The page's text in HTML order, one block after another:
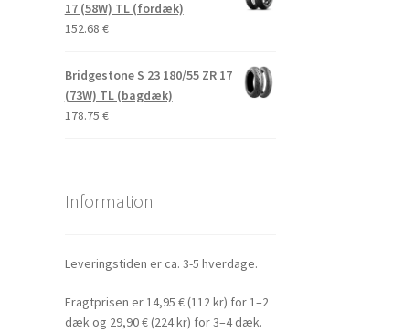
17 (58W) TL (fordæk)
152.68 €
Bridgestone S 23 180/55 ZR 17
(73W) TL (bagdæk)
178.75 €
Information
Leveringstiden er ca. 3-5 hverdage.
Fragtprisen er 14,95 € (112 kr) for 1–2
dæk og 29,90 € (224 kr) for 3–4 dæk.